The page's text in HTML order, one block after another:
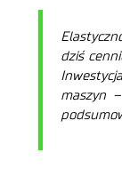
dziś
maszyn